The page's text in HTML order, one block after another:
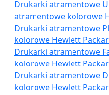
Drukarki atramentowe
atramentowe kolorowe
Drukarki atramentowe
kolorowe Hewlett
Drukarki atramentowe
kolorowe Hewlett
Drukarki atramentowe
kolorowe Hewlett